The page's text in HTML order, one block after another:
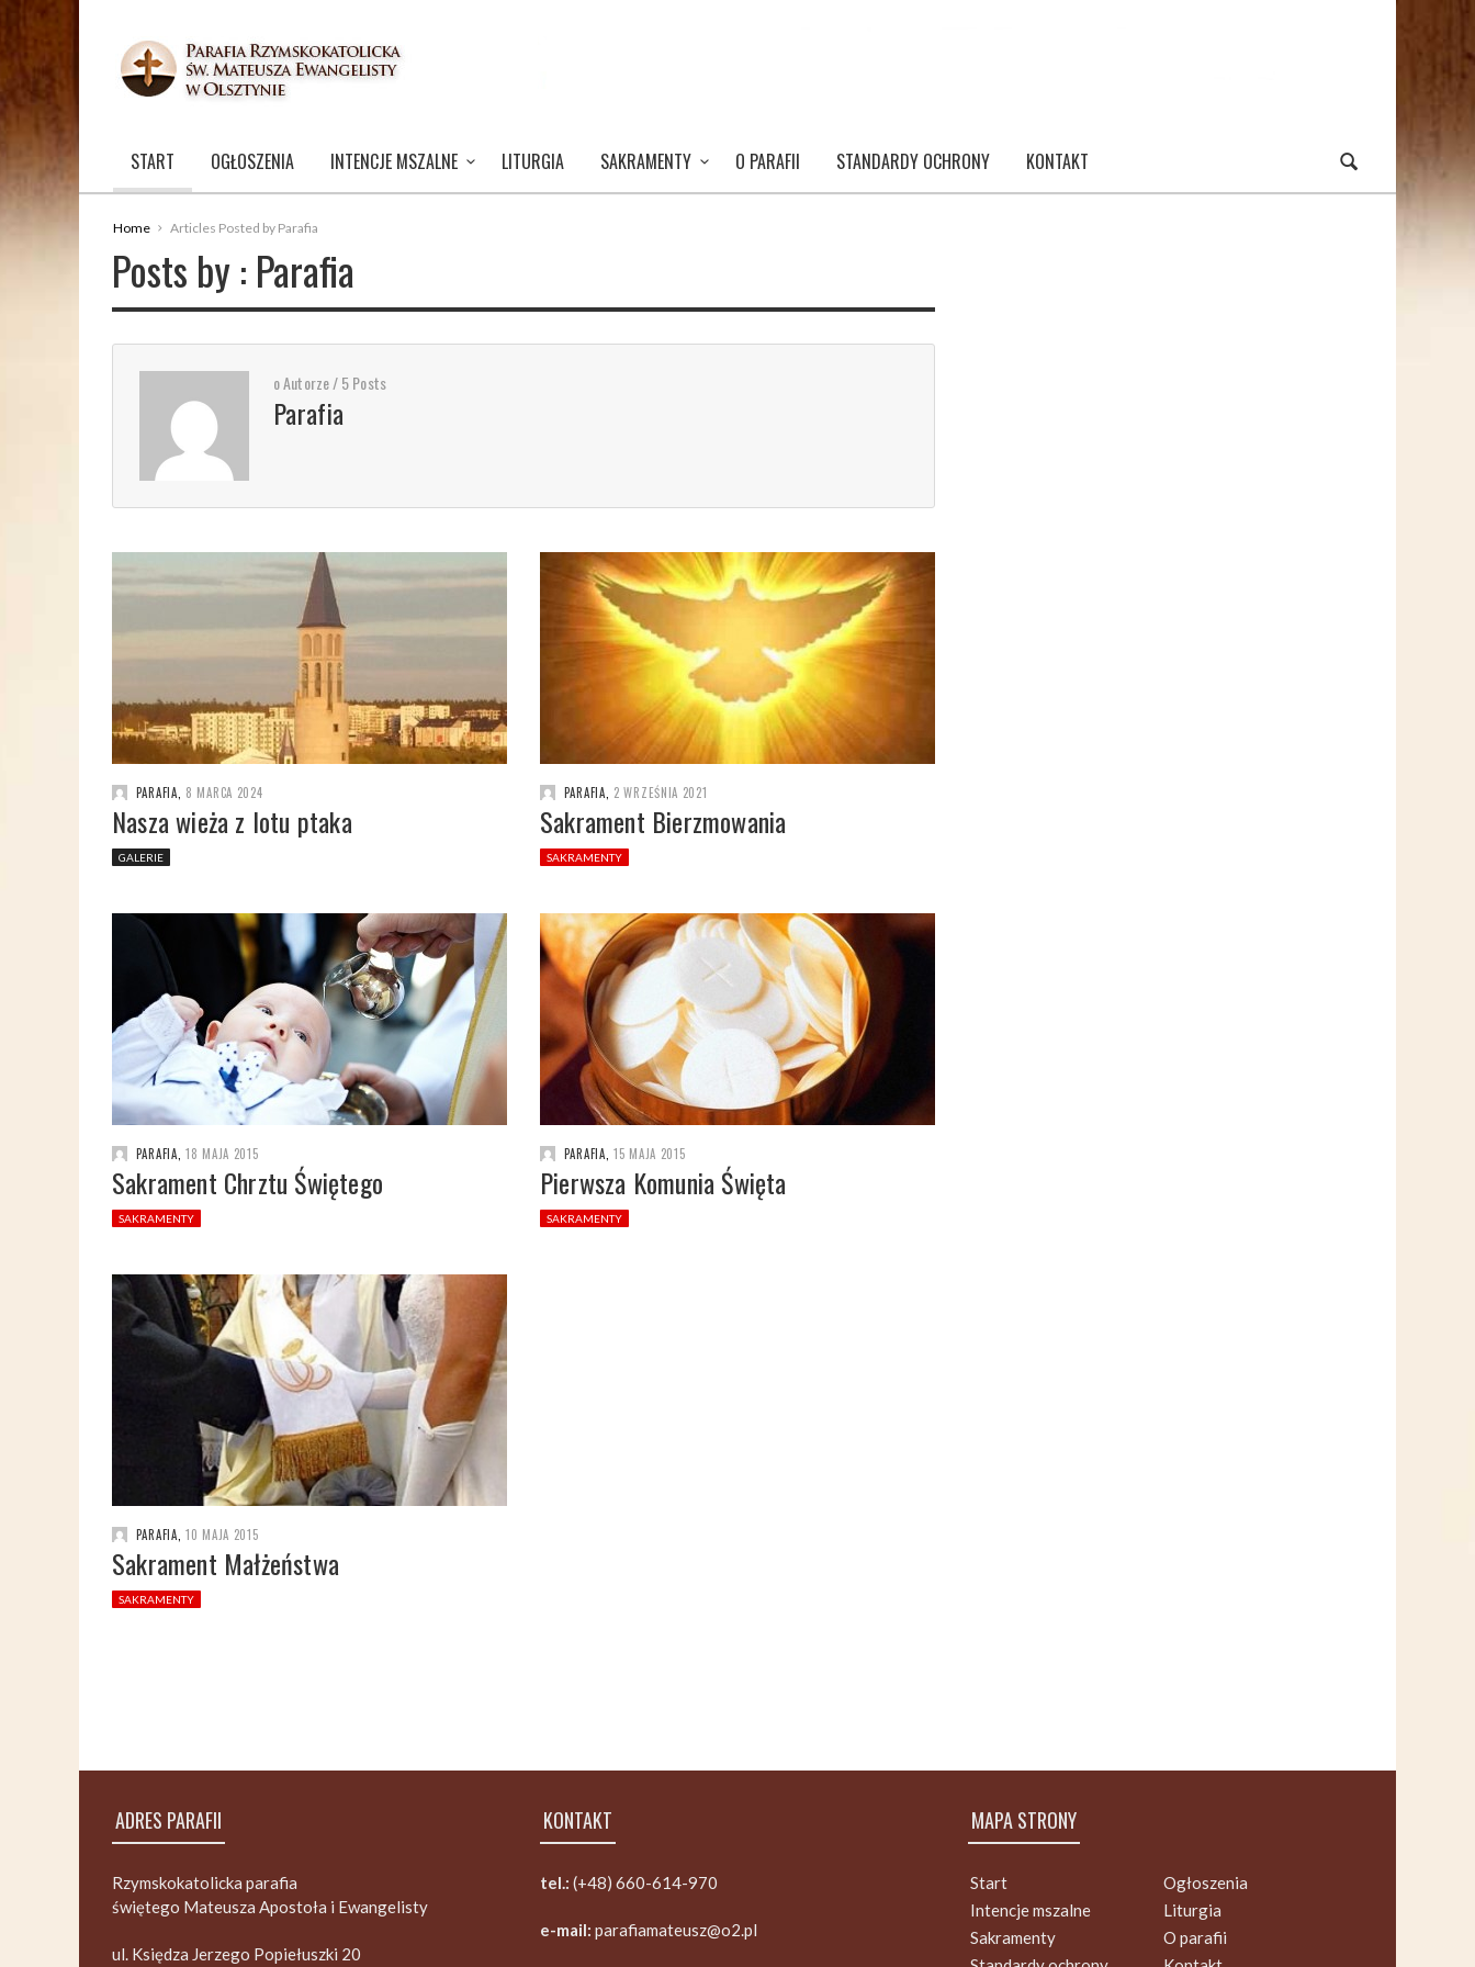
START OGŁOSZENIA INTENCJE MSZALNE LITURGIA SAKRAMENTY O PARAFII STANDARDY OCHRONY KONTAKT
Home Articles Posted by Parafia
Posts by : Parafia
o Autorze / 5 Posts
Parafia
PARAFIA 8 MARCA 2024
Nasza wieża z lotu ptaka
GALERIE
PARAFIA 2 WRZEŚNIA 2021
Sakrament Bierzmowania
SAKRAMENTY
PARAFIA 18 MAJA 2015
Sakrament Chrztu Świętego
SAKRAMENTY
PARAFIA 15 MAJA 2015
Pierwsza Komunia Święta
SAKRAMENTY
PARAFIA 10 MAJA 2015
Sakrament Małżeństwa
SAKRAMENTY
ADRES PARAFII
Rzymskokatolicka parafia
świętego Mateusza Apostoła i Ewangelisty
ul. Księdza Jerzego Popiełuszki 20
KONTAKT
tel.: (+48) 660-614-970
e-mail: parafiamateusz@o2.pl
MAPA STRONY
Start
Ogłoszenia
Intencje mszalne
Liturgia
Sakramenty
O parafii